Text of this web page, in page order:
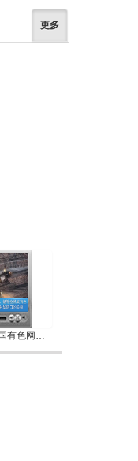
更多
2026年2月27日中国有色网络电视新闻